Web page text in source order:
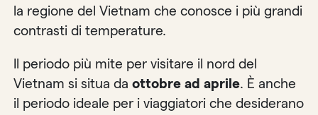
la regione del Vietnam che conosce i più grandi
contrasti di temperature.
Il periodo più mite per visitare il nord del
Vietnam si situa daottobre ad aprile. È anche
il periodo ideale per i viaggiatori che desiderano